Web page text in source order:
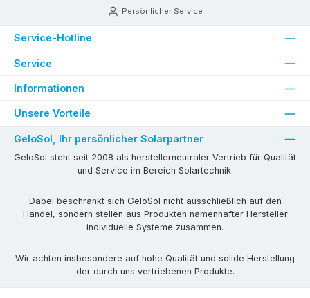
Persönlicher Service
Service-Hotline
Service
Informationen
Unsere Vorteile
GeloSol, Ihr persönlicher Solarpartner
GeloSol steht seit 2008 als herstellerneutraler Vertrieb für Qualität
und Service im Bereich Solartechnik.
Dabei beschränkt sich GeloSol nicht ausschließlich auf den
Handel, sondern stellen aus Produkten namenhafter Hersteller
individuelle Systeme zusammen.
Wir achten insbesondere auf hohe Qualität und solide Herstellung
der durch uns vertriebenen Produkte.